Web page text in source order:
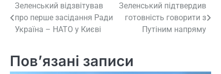
Навігація
записів
Зеленський відзвітував
про перше засідання Ради
Україна – НАТО у Києві
Зеленський підтвердив
готовність говорити з
Путіним напряму
Пов’язані записи